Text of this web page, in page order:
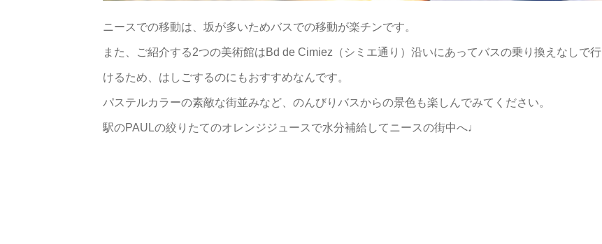
ニースでの移動は、坂が多いためバスでの移動が楽チンです。
また、ご紹介する2つの美術館はBd de Cimiez（シミエ通り）沿いにあってバスの乗り換えなしで行
けるため、はしごするのにもおすすめなんです。
パステルカラーの素敵な街並みなど、のんびりバスからの景色も楽しんでみてください。
駅のPAULの絞りたてのオレンジジュースで水分補給してニースの街中へ♩